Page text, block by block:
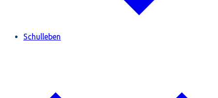
Schulleben